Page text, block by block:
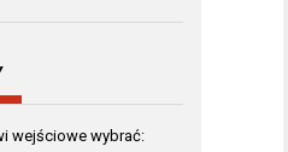
wejściowe wybrać: